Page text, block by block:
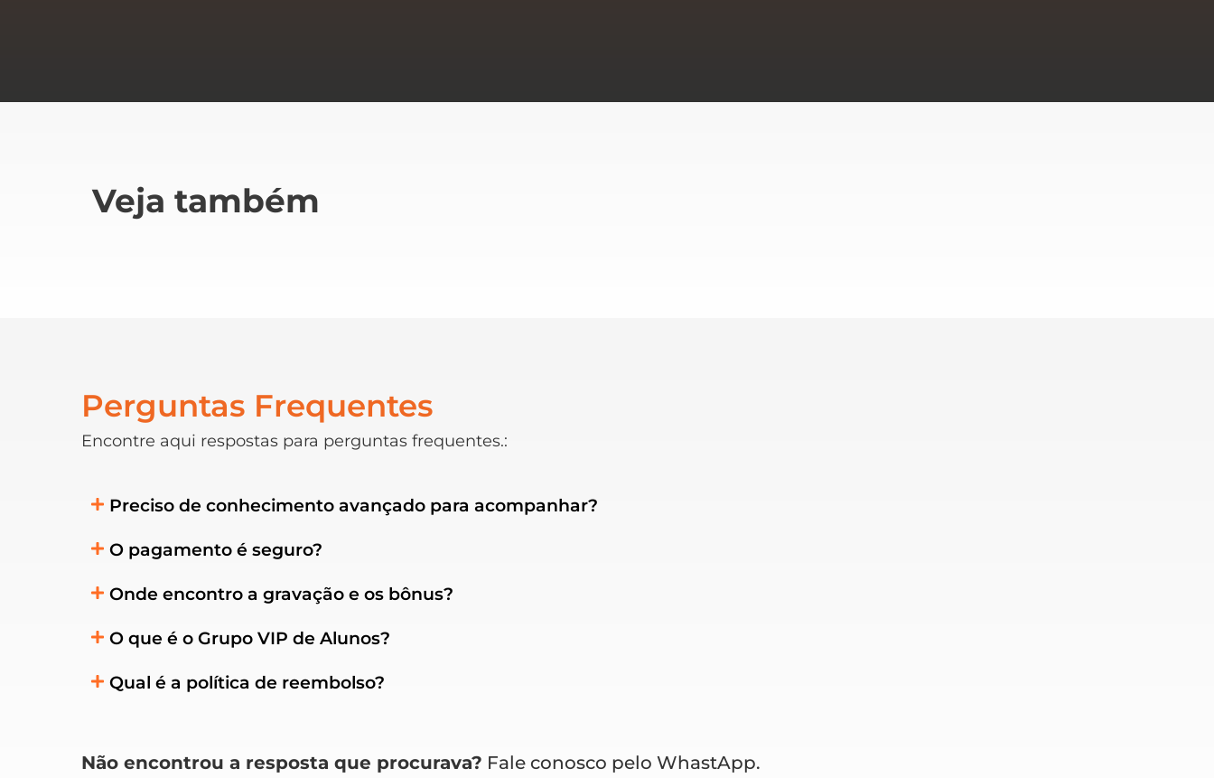
Veja também
Perguntas Frequentes
Encontre aqui respostas para perguntas frequentes.:
Preciso de conhecimento avançado para acompanhar?
O pagamento é seguro?
Onde encontro a gravação e os bônus?
O que é o Grupo VIP de Alunos?
Qual é a política de reembolso?
Não encontrou a resposta que procurava? Fale conosco pelo WhastApp.